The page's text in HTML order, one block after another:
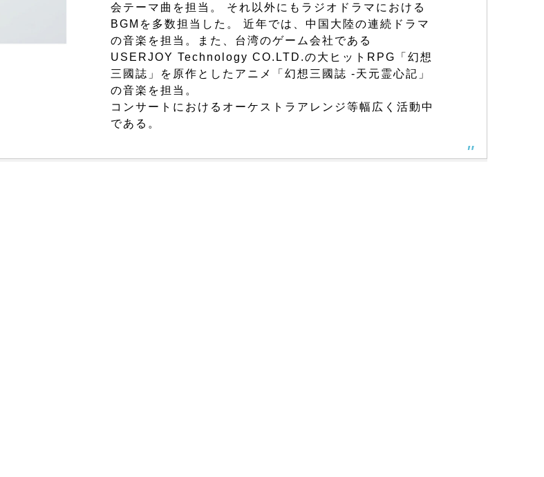
会テーマ曲を担当。 それ以外にもラジオドラマにおける
BGMを多数担当した。 近年では、中国大陸の連続ドラマ
の音楽を担当。また、台湾のゲーム会社である
USERJOY Technology CO.LTD.の大ヒットRPG「幻想
三國誌」を原作としたアニメ「幻想三國誌 -天元霊心記」
の音楽を担当。
コンサートにおけるオーケストラアレンジ等幅広く活動中
である。